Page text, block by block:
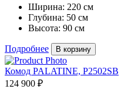
Ширина: 220 см
Глубина: 50 см
Высота: 90 см
Подробнее В корзину
Комод PALATINE, P2502SB
124 900 ₽